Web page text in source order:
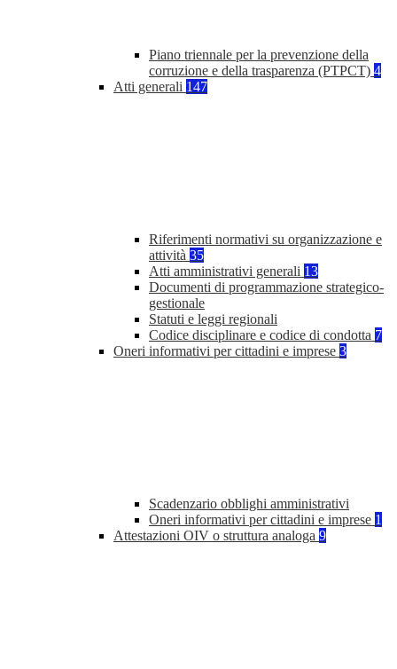
Piano triennale per la prevenzione della
corruzione e della trasparenza (PTPCT) 4
Atti generali 147
Riferimenti normativi su organizzazione e
attività 35
Atti amministrativi generali 13
Documenti di programmazione strategico-
gestionale
Statuti e leggi regionali
Codice disciplinare e codice di condotta 7
Oneri informativi per cittadini e imprese 3
Scadenzario obblighi amministrativi
Oneri informativi per cittadini e imprese 1
Attestazioni OIV o struttura analoga 9